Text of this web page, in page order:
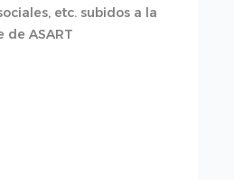
etc. subidos a la
de ASART